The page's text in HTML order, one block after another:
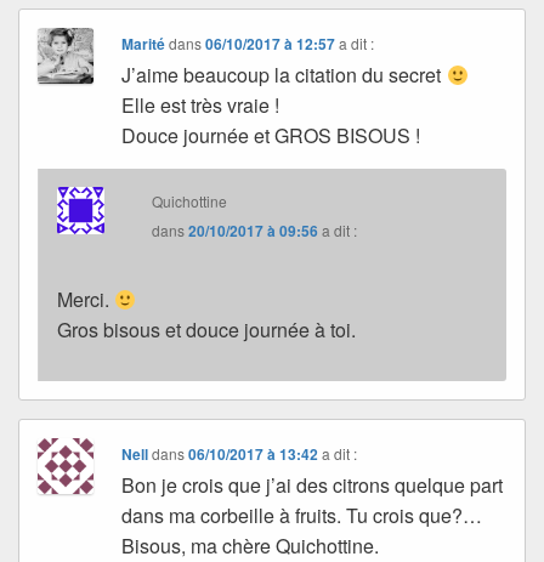
Maritédans06/10/2017 à 12:57 a dit :
J’aime beaucoup la citation du secret
Elle est très vraie !
Douce journée et GROS BISOUS !
Quichottine
dans20/10/2017 à 09:56a dit :
Merci.
Gros bisous et douce journée à toi.
Nelldans06/10/2017 à 13:42 a dit :
Bon je crois que j’ai des citrons quelque part
dans ma corbeille à fruits. Tu crois que?…
Bisous, ma chère Quichottine.